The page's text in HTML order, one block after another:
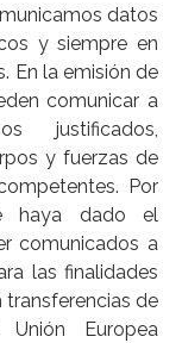
datos
y siempre en
En la emisión de
comunicar a
justificados,
y fuerzas de
Por
haya dado el
comunicados a
las finalidades
transferencias de
Europea